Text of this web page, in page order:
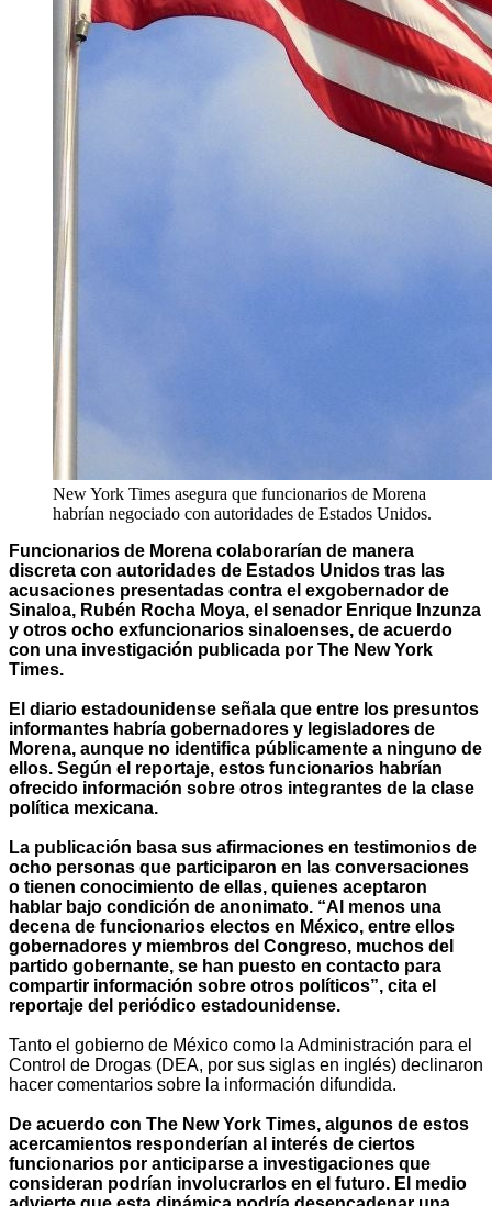
New York Times asegura que funcionarios de Morena
habrían negociado con autoridades de Estados Unidos.
Funcionarios de Morena colaborarían de manera
discreta con autoridades de Estados Unidos tras las
acusaciones presentadas contra el exgobernador de
Sinaloa, Rubén Rocha Moya, el senador Enrique Inzunza
y otros ocho exfuncionarios sinaloenses, de acuerdo
con una investigación publicada por The New York
Times.
El diario estadounidense señala que entre los presuntos
informantes habría gobernadores y legisladores de
Morena, aunque no identifica públicamente a ninguno de
ellos. Según el reportaje, estos funcionarios habrían
ofrecido información sobre otros integrantes de la clase
política mexicana.
La publicación basa sus afirmaciones en testimonios de
ocho personas que participaron en las conversaciones
o tienen conocimiento de ellas, quienes aceptaron
hablar bajo condición de anonimato. “Al menos una
decena de funcionarios electos en México, entre ellos
gobernadores y miembros del Congreso, muchos del
partido gobernante, se han puesto en contacto para
compartir información sobre otros políticos”, cita el
reportaje del periódico estadounidense.
Tanto el gobierno de México como la Administración para el
Control de Drogas (DEA, por sus siglas en inglés) declinaron
hacer comentarios sobre la información difundida.
De acuerdo con The New York Times, algunos de estos
acercamientos responderían al interés de ciertos
funcionarios por anticiparse a investigaciones que
consideran podrían involucrarlos en el futuro. El medio